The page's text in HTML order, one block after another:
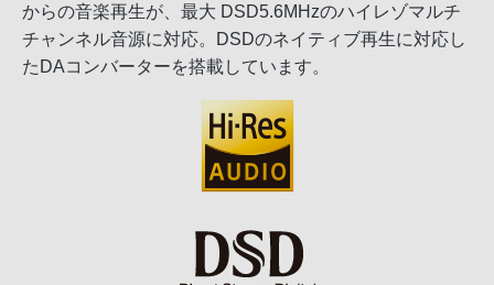
からの音楽再生が、最大 DSD5.6MHzのハイレゾマルチ
チャンネル音源に対応。DSDのネイティブ再生に対応し
たDAコンバーターを搭載しています。